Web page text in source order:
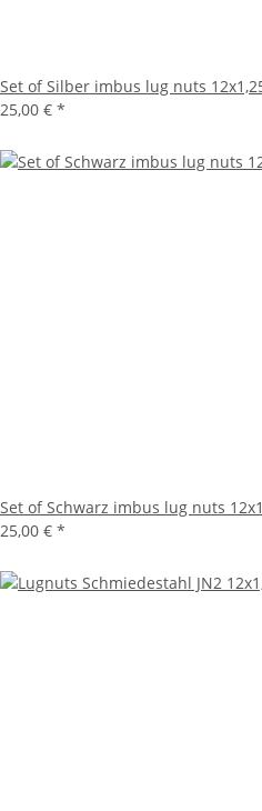
Set of Silber imbus lug nuts
25,00 € *
Set of Schwarz imbus lug nuts
25,00 € *